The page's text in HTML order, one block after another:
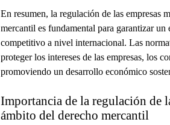
En resumen, la regulación de las empresas
mercantil es fundamental para garantizar
competitivo a nivel internacional. Las
proteger los intereses de las empresas, los
promoviendo un desarrollo económico
Importancia de la regulación de
ámbito del derecho mercantil